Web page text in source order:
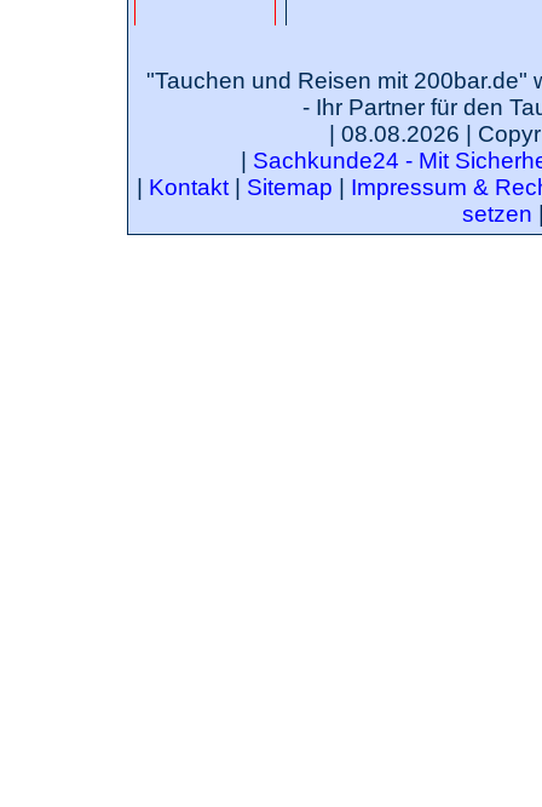
"Tauchen und Reisen mit 200bar.de"
- Ihr Partner für den
| 08.08.2026 |
Sachkunde24 - Mit
Kontakt| Sitemap
Impressum &
setzen